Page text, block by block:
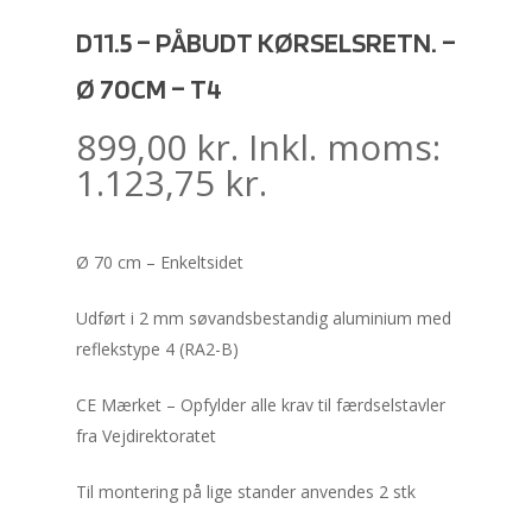
D11.5 – PÅBUDT KØRSELSRETN. –
Ø 70CM – T4
899,00 kr. Inkl. moms:
1.123,75 kr.
Ø 70 cm – Enkeltsidet
Udført i 2 mm søvandsbestandig aluminium med
reflekstype 4 (RA2-B)
CE Mærket – Opfylder alle krav til færdselstavler
fra Vejdirektoratet
Til montering på lige stander anvendes 2 stk